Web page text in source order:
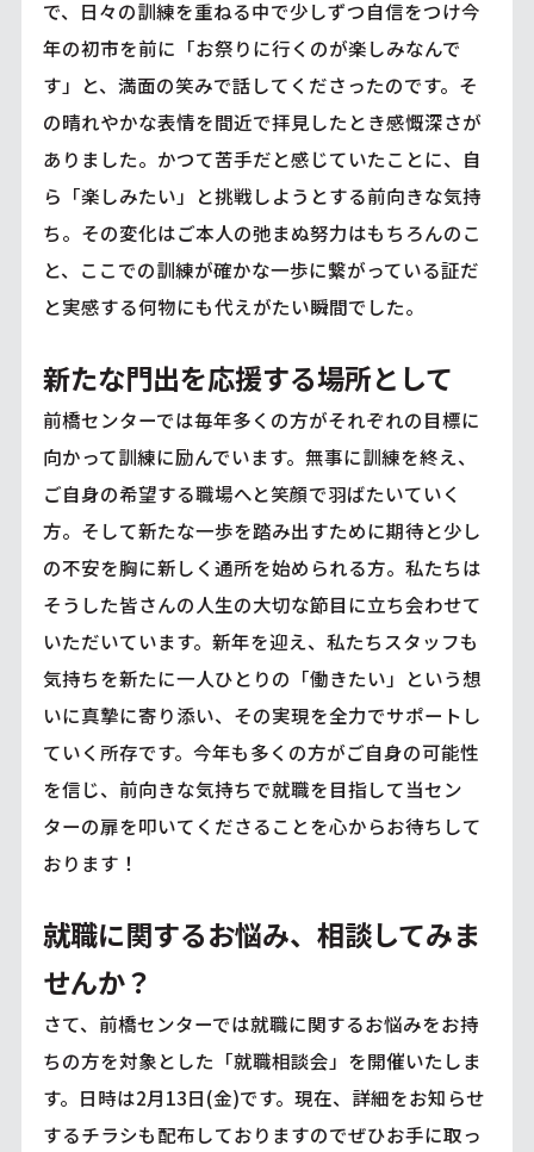
で、日々の訓練を重ねる中で少しずつ自信をつけ今
年の初市を前に「お祭りに行くのが楽しみなんで
す」と、満面の笑みで話してくださったのです。そ
の晴れやかな表情を間近で拝見したとき感慨深さが
ありました。かつて苦手だと感じていたことに、自
ら「楽しみたい」と挑戦しようとする前向きな気持
ち。その変化はご本人の弛まぬ努力はもちろんのこ
と、ここでの訓練が確かな一歩に繋がっている証だ
と実感する何物にも代えがたい瞬間でした。
新たな門出を応援する場所として
前橋センターでは毎年多くの方がそれぞれの目標に
向かって訓練に励んでいます。無事に訓練を終え、
ご自身の希望する職場へと笑顔で羽ばたいていく
方。そして新たな一歩を踏み出すために期待と少し
の不安を胸に新しく通所を始められる方。私たちは
そうした皆さんの人生の大切な節目に立ち会わせて
いただいています。新年を迎え、私たちスタッフも
気持ちを新たに一人ひとりの「働きたい」という想
いに真摯に寄り添い、その実現を全力でサポートし
ていく所存です。今年も多くの方がご自身の可能性
を信じ、前向きな気持ちで就職を目指して当セン
ターの扉を叩いてくださることを心からお待ちして
おります！
就職に関するお悩み、相談してみま
せんか？
さて、前橋センターでは就職に関するお悩みをお持
ちの方を対象とした「就職相談会」を開催いたしま
す。日時は2月13日(金)です。現在、詳細をお知らせ
するチラシも配布しておりますのでぜひお手に取っ